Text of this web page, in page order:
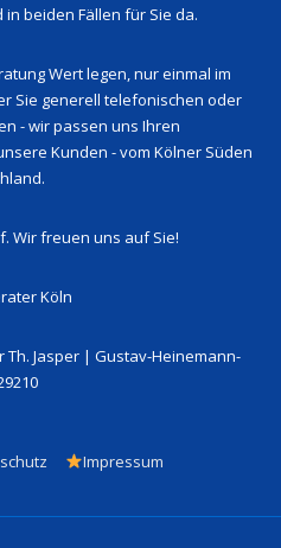
beiden Fällen für Sie da.
Wert legen, nur einmal im
Sie generell telefonischen oder
- wir passen uns Ihren
Kunden - vom Kölner Süden
Wir freuen uns auf Sie!
Köln
Jasper | Gustav-Heinemann-
Impressum